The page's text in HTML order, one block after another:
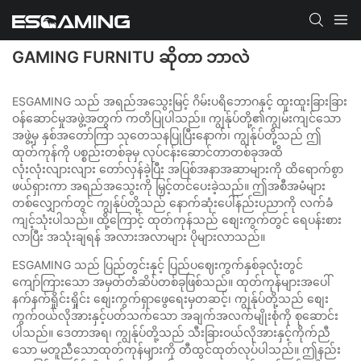
GAMING FURNITU ဆိုတာ ဘာလဲ
ESGAMING သည် အရည်အသွေးမြင့် ဂိမ်းပရိဘောဂနှင့် ထူးထူးခြားခြား
ဝန်ဆောင်မှုအဖွဲ့အတွက် ကတိပြုပါသည်။ ကျွန်ုပ်တို့၏ကျွမ်းကျင်သော
အဖွဲ့မှ နှစ်အတော်ကြာ သုတေသနပြုပြီးနောက်၊ ကျွန်ုပ်တို့သည် ဤ
ထုတ်ကုန်ကို ပစ္စည်းတစ်ခုမှ လုပ်ငန်းဆောင်တာတစ်ခုအထိ
လုံးလုံးလျားလျား တော်လှန်ခဲ့ပြီး အပြစ်အနာအဆာများကို ထိရောက်စွာ
ဖယ်ရှားကာ အရည်အသွေးကို မြှင့်တင်ပေးခဲ့သည်။ ဤအစီအမံများ
တစ်လျှောက်တွင် ကျွန်ုပ်တို့သည် နောက်ဆုံးပေါ်နည်းပညာကို လက်ခံ
ကျင့်သုံးပါသည်။ ထို့ကြောင့် ထုတ်ကုန်သည် စျေးကွက်တွင် ရေပန်းစား
လာပြီး အသုံးချရန် အလားအလာများ ပိုများလာသည်။
ESGAMING သည် ပြည်တွင်းနှင့် ပြည်ပဈေးကွက်နှစ်ခုလုံးတွင်
ကျော်ကြားသော အမှတ်တံဆိပ်တစ်ခုဖြစ်သည်။ ထုတ်ကုန်များအပေါ်
နက်နက်ရှိုင်းရှိုင်း စျေးကွက်ရှာဖွေရေးမှတဆင့်၊ ကျွန်ုပ်တို့သည် စျေး
ကွက်ဝယ်လိုအားနှင့်ပတ်သက်သော အချက်အလက်မျိုးစုံကို စုဆောင်း
ပါသည်။ ဒေတာအရ၊ ကျွန်ုပ်တို့သည် သီးခြားဝယ်လိုအားနှင့်ကိုက်ညီ
သော မတူညီသောထုတ်ကုန်များကို တီထွင်ထုတ်လုပ်ပါသည်။ ဤနည်း